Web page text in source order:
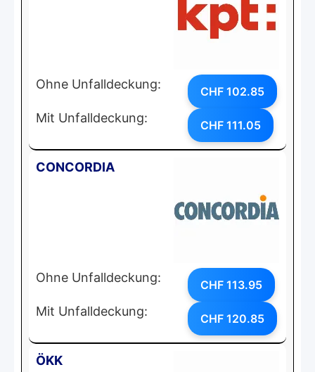
Ohne Unfalldeckung: CHF 102.85
Mit Unfalldeckung: CHF 111.05
CONCORDIA
Ohne Unfalldeckung: CHF 113.95
Mit Unfalldeckung: CHF 120.85
ÖKK